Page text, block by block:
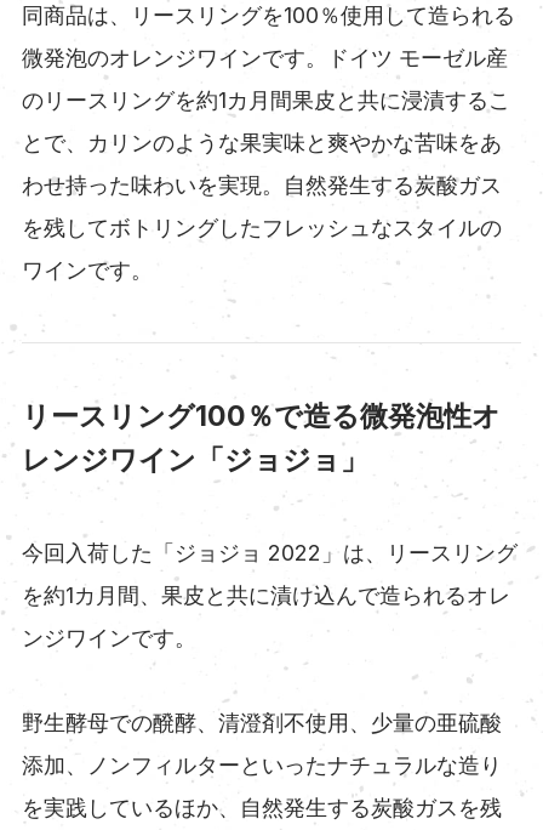
同商品は、リースリングを100％使用して造られる
微発泡のオレンジワインです。ドイツ モーゼル産
のリースリングを約1カ月間果皮と共に浸漬するこ
とで、カリンのような果実味と爽やかな苦味をあ
わせ持った味わいを実現。自然発生する炭酸ガス
を残してボトリングしたフレッシュなスタイルの
ワインです。
リースリング100％で造る微発泡性オ
レンジワイン「ジョジョ」
今回入荷した「ジョジョ 2022」は、リースリング
を約1カ月間、果皮と共に漬け込んで造られるオレ
ンジワインです。
野生酵母での醗酵、清澄剤不使用、少量の亜硫酸
添加、ノンフィルターといったナチュラルな造り
を実践しているほか、自然発生する炭酸ガスを残